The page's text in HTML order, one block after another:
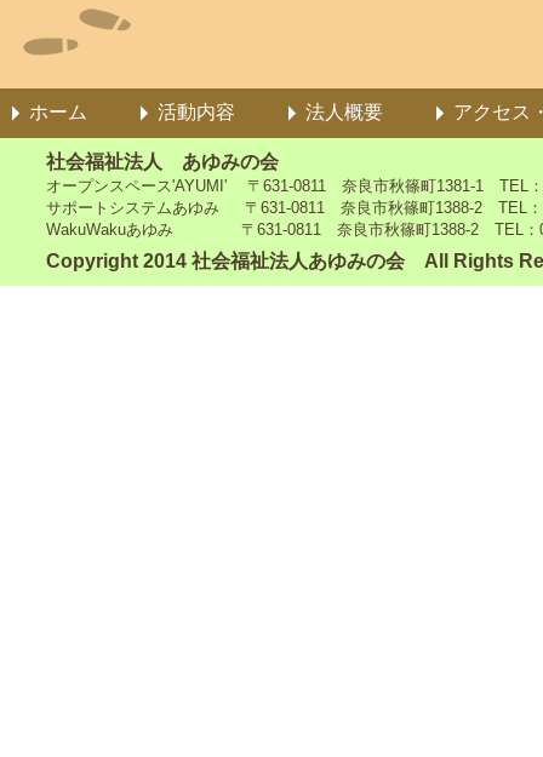
ホーム 活動内容 法人概要 アクセス
社会福祉法人 あゆみの会
オープンスペース'AYUMI' 〒631-0811 奈良市秋篠町1381-1 TEL
サポートシステムあゆみ 〒631-0811 奈良市秋篠町1388-2 TEL：
WakuWakuあゆみ 〒631-0811 奈良市秋篠町1388-2 TEL：
Copyright 2014 社会福祉法人あゆみの会 All Rights